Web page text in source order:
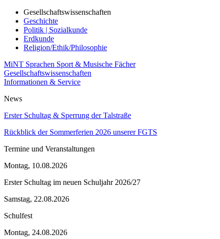
Gesellschaftswissenschaften
Geschichte
Politik | Sozialkunde
Erdkunde
Religion/Ethik/Philosophie
MiNT Sprachen Sport & Musische Fächer
Gesellschaftswissenschaften
Informationen & Service
News
Erster Schultag & Sperrung der Talstraße
Rückblick der Sommerferien 2026 unserer FGTS
Termine und Veranstaltungen
Montag, 10.08.2026
Erster Schultag im neuen Schuljahr 2026/27
Samstag, 22.08.2026
Schulfest
Montag, 24.08.2026